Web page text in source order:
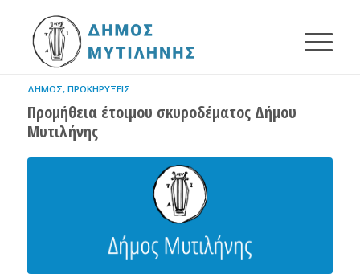
ΔΉΜΟΣ, ΠΡΟΚΗΡΎΞΕΙΣ
Προμήθεια έτοιμου σκυροδέματος Δήμου
Μυτιλήνης